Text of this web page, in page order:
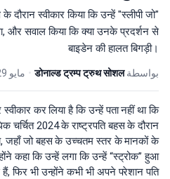
दौरान स्वीकार किया कि उन्हें "स्लीपी जो"
और सवाल किया कि क्या उनके प्रदर्शन से
बाइडेन की हालत बिगड़ी।
بواسطةडोनाल्ड ट्रम्प ट्रुथ सोशल
• مايو 29, 2026, 2:46 م
कर लिया है कि उन्हें पता नहीं था कि
चर्चित 2024 के राष्ट्रपति बहस के दौरान
जहाँ जो बहस के उच्चतम स्तर के मानकों के
कहा कि उन्हें लगा कि उन्हें “स्ट्रोक” हुआ
फिर भी उन्होंने कभी भी अपने परेशान पति